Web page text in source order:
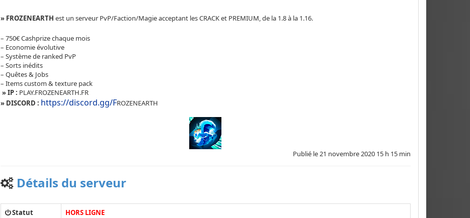
» FROZENEARTH est un serveur PvP/Faction/Magie acceptant les CRACK et PREMIUM, de la 1.8 à la 1.16.
– 750€ Cashprize chaque mois
– Economie évolutive
– Système de ranked PvP
– Sorts inédits
– Quêtes & Jobs
– Items custom & texture pack
» IP : PLAY.FROZENEARTH.FR
» DISCORD : https://discord.gg/FROZENEARTH
Publié le 21 novembre 2020 15 h 15 min
Détails du serveur
Statut
HORS LIGNE